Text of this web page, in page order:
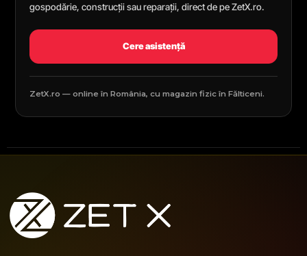
gospodărie, construcții sau reparații, direct de pe ZetX.ro.
Cere asistență
ZetX.ro — online în România, cu magazin fizic în Fălticeni.